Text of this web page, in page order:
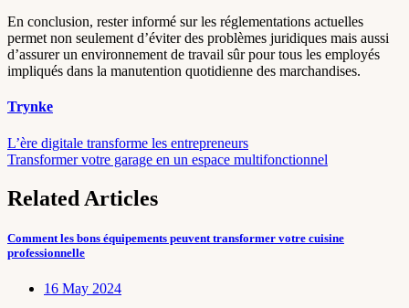
En conclusion, rester informé sur les réglementations actuelles
permet non seulement d’éviter des problèmes juridiques mais aussi
d’assurer un environnement de travail sûr pour tous les employés
impliqués dans la manutention quotidienne des marchandises.
Trynke
Post
navigation
L’ère digitale transforme les entrepreneurs
Transformer votre garage en un espace multifonctionnel
Related Articles
Comment les bons équipements peuvent transformer votre cuisine
professionnelle
16 May 2024